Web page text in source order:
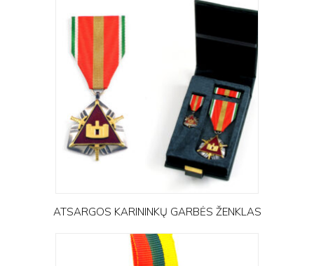
ATSARGOS KARININKŲ GARBĖS ŽENKLAS